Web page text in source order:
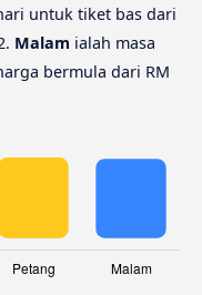
untuk tiket bas dari
Malam ialah masa
bermula dari RM